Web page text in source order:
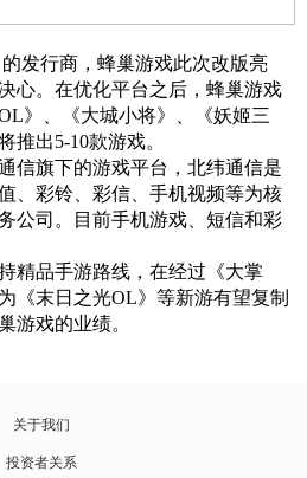
行商，蜂巢游戏此次改版亮
心。在优化平台之后，蜂巢游戏
》、《大城小将》、《妖姬三
推出5-10款游戏。
旗下的游戏平台，北纬通信是
、彩铃、彩信、手机视频等为核
公司。目前手机游戏、短信和彩
品手游路线，在经过《大掌
《末日之光OL》等新游有望复制
游戏的业绩。
关于我们
投资者关系